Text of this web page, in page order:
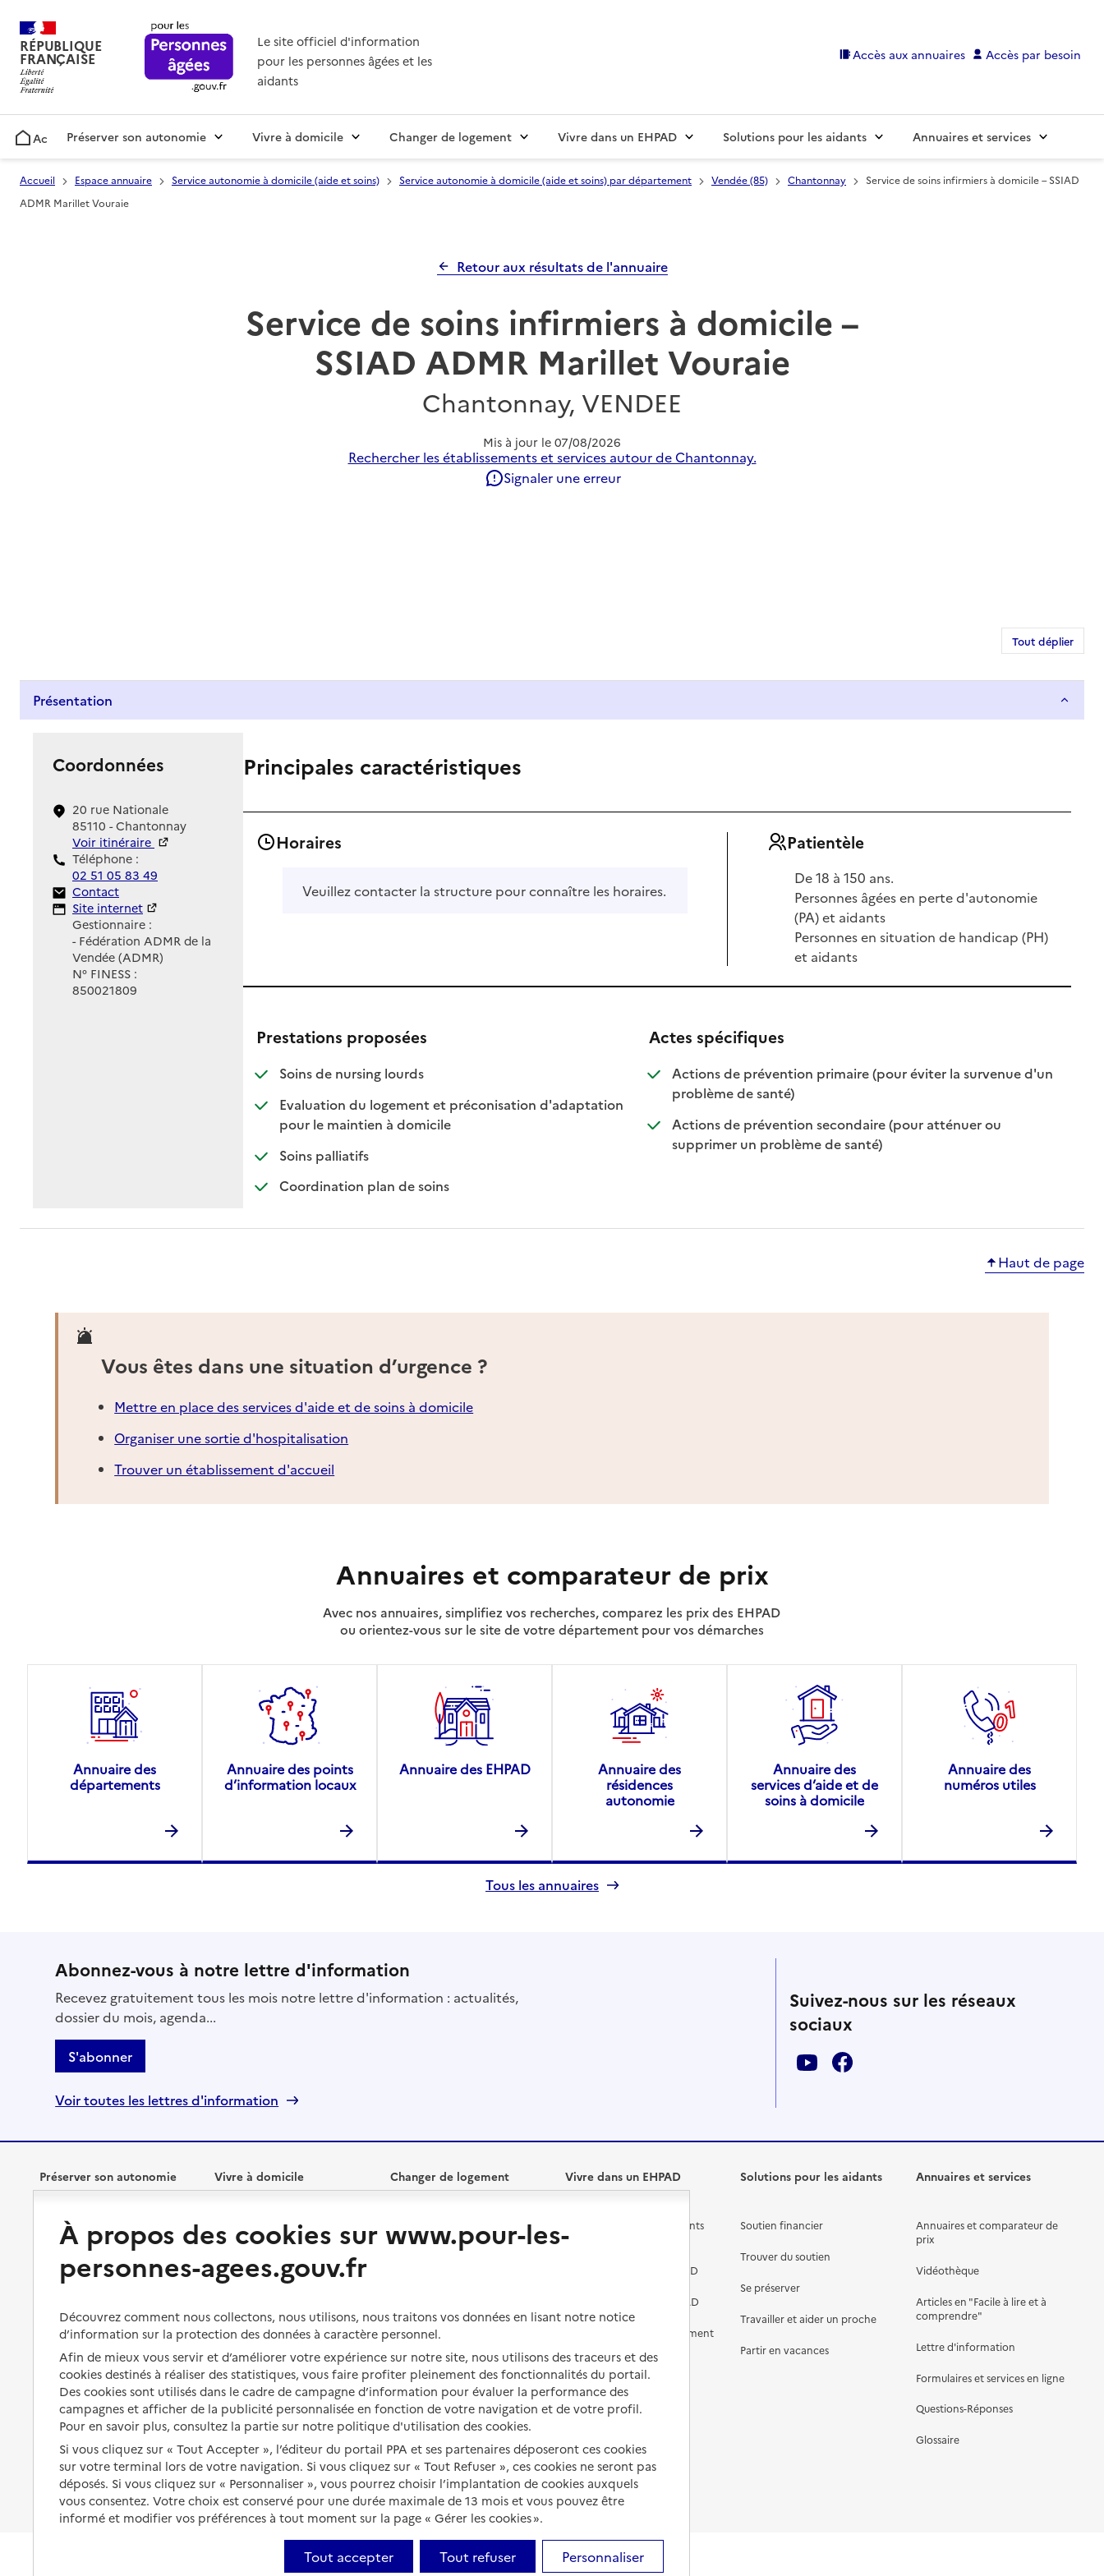
RÉPUBLIQUE
FRANÇAISE
Le site officiel d'information
pour les personnes âgées et les
aidants
Accès aux annuaires Accès par besoin
AccueilPréserver son autonomie Vivre à domicile Changer de logement Vivre dans un EHPAD Solutions pour les aidants Annuaires et services
Accueil Espace annuaire Service autonomie à domicile (aide et soins) Service autonomie à domicile (aide et soins) par département Vendée (85) Chantonnay
Service de soins infirmiers à domicile – SSIAD
ADMR Marillet Vouraie
Retour aux résultats de l'annuaire
Service de soins infirmiers à domicile –
SSIAD ADMR Marillet Vouraie
Chantonnay, VENDEE
Mis à jour le 07/08/2026
Rechercher les établissements et services autour de Chantonnay.
Signaler une erreur
Tout déplier
Présentation
Coordonnées
20 rue Nationale
85110 - Chantonnay
Voir itinéraire
Téléphone :
02 51 05 83 49
Contact
Contact
Site Internet
Site internet
Gestionnaire :
- Fédération ADMR de la
Vendée (ADMR)
N° FINESS :
850021809
Principales caractéristiques
Horaires
Veuillez contacter la structure pour connaître les horaires.
Patientèle
De 18 à 150 ans.
Personnes âgées en perte d'autonomie
(PA) et aidants
Personnes en situation de handicap (PH)
et aidants
Prestations proposées
Soins de nursing lourds: disponible
: non disponible
Evaluation du logement et préconisation d'adaptation
pour le maintien à domicile: disponible
: non disponible
Soins palliatifs: disponible
: non disponible
Coordination plan de soins: disponible
: non disponible
Actes spécifiques
Actions de prévention primaire (pour éviter la survenue d'un
problème de santé): disponible
: non disponible
Actions de prévention secondaire (pour atténuer ou
supprimer un problème de santé): disponible
: non disponible
Haut de page
Vous êtes dans une situation d’urgence ?
Mettre en place des services d'aide et de soins à domicile
Organiser une sortie d'hospitalisation
Trouver un établissement d'accueil
Annuaires et comparateur de prix
Avec nos annuaires, simplifiez vos recherches, comparez les prix des EHPAD
ou orientez-vous sur le site de votre département pour vos démarches
Annuaire des
départements
Annuaire des points
d’information locaux
Annuaire des EHPAD
Annuaire des
résidences
autonomie
Annuaire des
services d’aide et de
soins à domicile
Annuaire des
numéros utiles
Tous les annuaires
Abonnez-vous à notre lettre d'information
Recevez gratuitement tous les mois notre lettre d'information : actualités,
dossier du mois, agenda...
S'abonner
Voir toutes les lettres d'information
Suivez-nous sur les réseaux
sociaux
Préserver son autonomie
Perte d'autonomie : évaluation
et droits
Aménager son logement et
s'équiper
Préserver son autonomie et sa
santé
Organiser à l'avance sa propre
protection
Les mesures de protection
Les obligations de la famille
À qui s’adresser ?
Les politiques du grand âge
Vivre à domicile
Bénéficier d'aide à domicile
Bénéficier de soins à domicile
Aides financières
Solutions d'accueil temporaire
Partager son logement
Vivre à domicile avec une
maladie ou un handicap
Être hospitalisé
Fin de vie à domicile
Changer de logement
Vivre en accueil familial
Autres solutions de logement
Vivre dans un EHPAD
Les différents établissements
médicalisés
Préparer l'entrée en EHPAD
Aides financières en EHPAD
Prévention, accompagnement
Comprendre les prix en
EHPAD
Fin de vie en EHPAD
Solutions pour les aidants
Soutien financier
Trouver du soutien
Se préserver
Travailler et aider un proche
Partir en vacances
Annuaires et services
Annuaires et comparateur de
prix
Vidéothèque
Articles en "Facile à lire et à
comprendre"
Lettre d'information
Formulaires et services en ligne
Questions-Réponses
Glossaire
À propos des cookies sur www.pour-les-
personnes-agees.gouv.fr
Découvrez comment nous collectons, nous utilisons, nous traitons vos données en lisant notre notice
d’information sur la protection des données à caractère personnel.
Afin de mieux vous servir et d’améliorer votre expérience sur notre site, nous utilisons des traceurs et des
cookies destinés à réaliser des statistiques, vous faire profiter pleinement des fonctionnalités du portail.
Des cookies sont utilisés dans le cadre de campagne d’information pour évaluer la performance des
campagnes et afficher de la publicité personnalisée en fonction de votre navigation et de votre profil.
Pour en savoir plus, consultez la partie sur notre politique d'utilisation des cookies.
Si vous cliquez sur « Tout Accepter », l’éditeur du portail PPA et ses partenaires déposeront ces cookies
sur votre terminal lors de votre navigation. Si vous cliquez sur « Tout Refuser », ces cookies ne seront pas
déposés. Si vous cliquez sur « Personnaliser », vous pourrez choisir l’implantation de cookies auxquels
vous consentez. Votre choix est conservé pour une durée maximale de 13 mois et vous pouvez être
informé et modifier vos préférences à tout moment sur la page « Gérer les cookies ».
Tout accepter Tout refuser Personnaliser